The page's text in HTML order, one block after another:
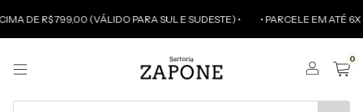
DE R$ 799,00 (VÁLIDO PARA SUL E SUDESTE) • • PARCELE EM ATÉ 6X
0